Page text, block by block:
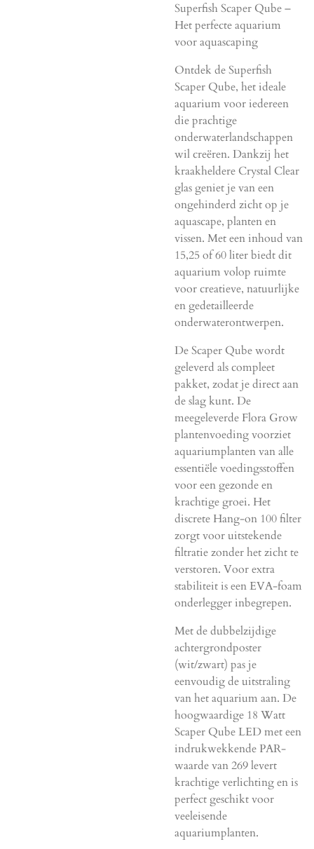
Superfish Scaper Qube –
Het perfecte aquarium
voor aquascaping
Ontdek de Superfish
Scaper Qube, het ideale
aquarium voor iedereen
die prachtige
onderwaterlandschappen
wil creëren. Dankzij het
kraakheldere Crystal Clear
glas geniet je van een
ongehinderd zicht op je
aquascape, planten en
vissen. Met een inhoud van
15,25 of 60 liter biedt dit
aquarium volop ruimte
voor creatieve, natuurlijke
en gedetailleerde
onderwaterontwerpen.
De Scaper Qube wordt
geleverd als compleet
pakket, zodat je direct aan
de slag kunt. De
meegeleverde Flora Grow
plantenvoeding voorziet
aquariumplanten van alle
essentiële voedingsstoffen
voor een gezonde en
krachtige groei. Het
discrete Hang-on 100 filter
zorgt voor uitstekende
filtratie zonder het zicht te
verstoren. Voor extra
stabiliteit is een EVA-foam
onderlegger inbegrepen.
Met de dubbelzijdige
achtergrondposter
(wit/zwart) pas je
eenvoudig de uitstraling
van het aquarium aan. De
hoogwaardige 18 Watt
Scaper Qube LED met een
indrukwekkende PAR-
waarde van 269 levert
krachtige verlichting en is
perfect geschikt voor
veeleisende
aquariumplanten.